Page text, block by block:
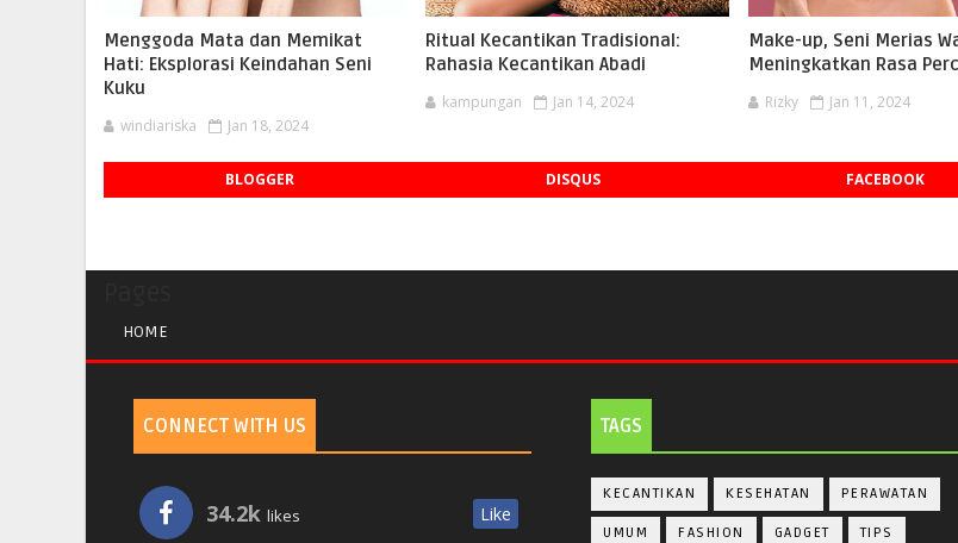
Menggoda Mata dan Memikat
Hati: Eksplorasi Keindahan Seni
Kuku
windiariska Jan 18, 2024
Ritual Kecantikan Tradisional:
Rahasia Kecantikan Abadi
kampungan Jan 14, 2024
Make-up, Seni Merias
Meningkatkan Rasa
Rizky Jan 11, 2024
BLOGGER DISQUS FACEBOOK
HOME
CONNECT WITH US
34.2k likes Like
TAGS
KECANTIKAN KESEHATAN PERAWATAN
UMUM FASHION GADGET TIPS